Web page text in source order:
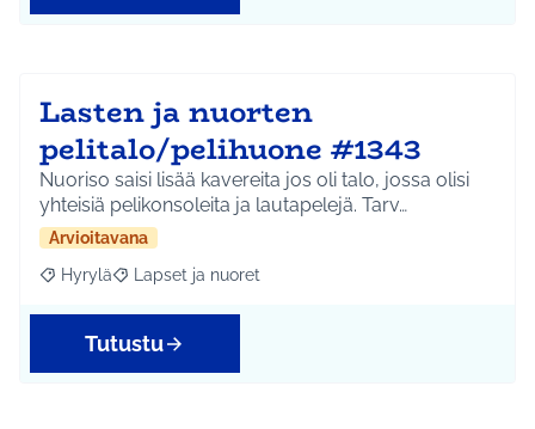
Lasten ja nuorten
pelitalo/pelihuone #1343
Nuoriso saisi lisää kavereita jos oli talo, jossa olisi
yhteisiä pelikonsoleita ja lautapelejä. Tarv…
Arvioitavana
Rajaa tulokset aihepiirin mukaan: Hyrylä
Hyrylä Rajaa tulokset teeman mukaan: Lapset ja nuoret
Lapset ja nuoret
Tutustu